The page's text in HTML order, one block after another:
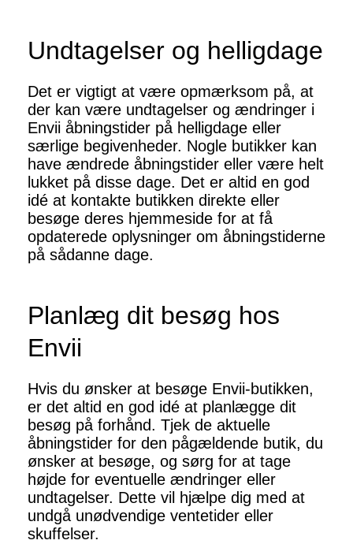
Undtagelser og helligdage
Det er vigtigt at være opmærksom på, at
der kan være undtagelser og ændringer i
Envii åbningstider på helligdage eller
særlige begivenheder. Nogle butikker kan
have ændrede åbningstider eller være helt
lukket på disse dage. Det er altid en god
idé at kontakte butikken direkte eller
besøge deres hjemmeside for at få
opdaterede oplysninger om åbningstiderne
på sådanne dage.
Planlæg dit besøg hos
Envii
Hvis du ønsker at besøge Envii-butikken,
er det altid en god idé at planlægge dit
besøg på forhånd. Tjek de aktuelle
åbningstider for den pågældende butik, du
ønsker at besøge, og sørg for at tage
højde for eventuelle ændringer eller
undtagelser. Dette vil hjælpe dig med at
undgå unødvendige ventetider eller
skuffelser.